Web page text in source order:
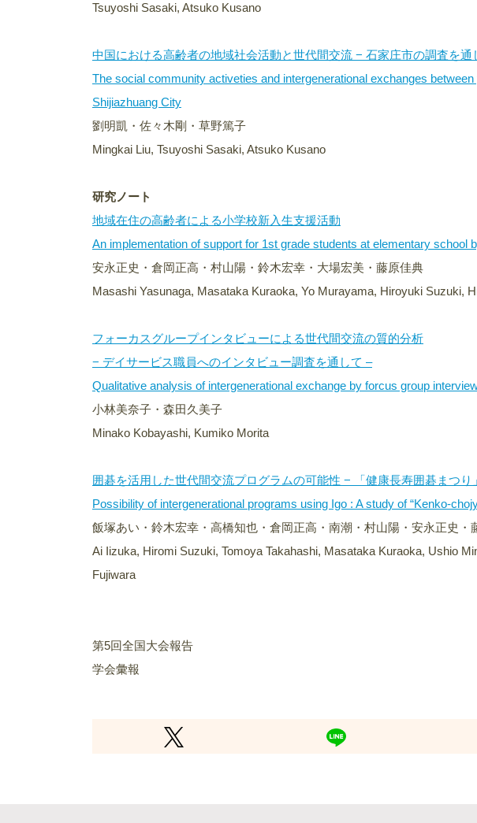
Tsuyoshi Sasaki, Atsuko Kusano
中国における高齢者の地域社会活動と世代間交流 − 石家庄市の調査を通
The social community activeties and intergenerational exchanges
Shijiazhuang City
劉明凱・佐々木剛・草野篤子
Mingkai Liu, Tsuyoshi Sasaki, Atsuko Kusano
研究ノート
地域在住の高齢者による小学校新入生支援活動
An implementation of support for 1st grade students at elementary school
安永正史・倉岡正高・村山陽・鈴木宏幸・大場宏美・藤原佳典
Masashi Yasunaga, Masataka Kuraoka, Yo Murayama, Hiroyuki Suzuki,
フォーカスグループインタビューによる世代間交流の質的分析
− デイサービス職員へのインタビュー調査を通して –
Qualitative analysis of intergenerational exchange by forcus group
小林美奈子・森田久美子
Minako Kobayashi, Kumiko Morita
囲碁を活用した世代間交流プログラムの可能性 − 「健康長寿囲碁まつり
Possibility of intergenerational programs using Igo : A study of “Kenko-
飯塚あい・鈴木宏幸・高橋知也・倉岡正高・南潮・村山陽・安永正史・
Ai Iizuka, Hiromi Suzuki, Tomoya Takahashi, Masataka Kuraoka, Ushio
Fujiwara
第5回全国大会報告
学会彙報